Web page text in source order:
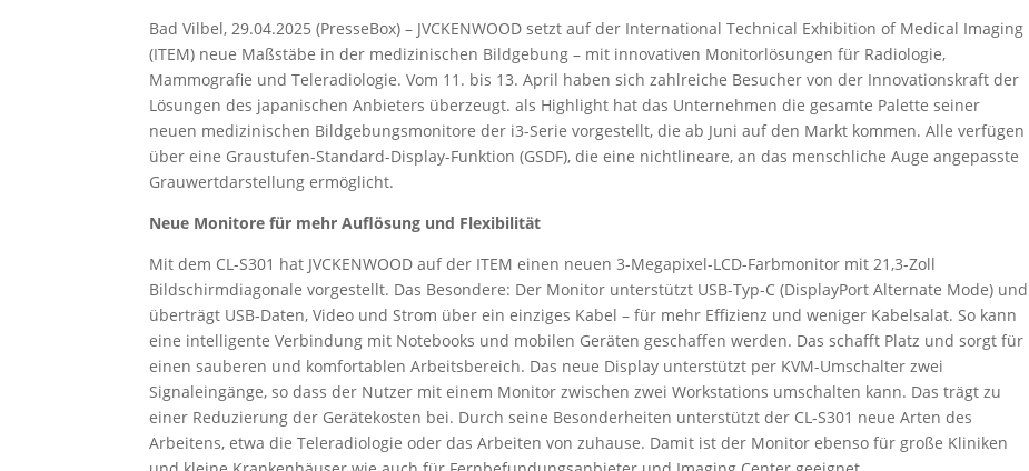
Bad Vilbel, 29.04.2025 (PresseBox) – JVCKENWOOD setzt auf der International Technical Exhibition of Medical Imaging
(ITEM) neue Maßstäbe in der medizinischen Bildgebung – mit innovativen Monitorlösungen für Radiologie,
Mammografie und Teleradiologie. Vom 11. bis 13. April haben sich zahlreiche Besucher von der Innovationskraft der
Lösungen des japanischen Anbieters überzeugt. als Highlight hat das Unternehmen die gesamte Palette seiner
neuen medizinischen Bildgebungsmonitore der i3-Serie vorgestellt, die ab Juni auf den Markt kommen. Alle verfügen
über eine Graustufen-Standard-Display-Funktion (GSDF), die eine nichtlineare, an das menschliche Auge angepasste
Grauwertdarstellung ermöglicht.
Neue Monitore für mehr Auflösung und Flexibilität
Mit dem CL-S301 hat JVCKENWOOD auf der ITEM einen neuen 3-Megapixel-LCD-Farbmonitor mit 21,3-Zoll
Bildschirmdiagonale vorgestellt. Das Besondere: Der Monitor unterstützt USB-Typ-C (DisplayPort Alternate Mode) und
überträgt USB-Daten, Video und Strom über ein einziges Kabel – für mehr Effizienz und weniger Kabelsalat. So kann
eine intelligente Verbindung mit Notebooks und mobilen Geräten geschaffen werden. Das schafft Platz und sorgt für
einen sauberen und komfortablen Arbeitsbereich. Das neue Display unterstützt per KVM-Umschalter zwei
Signaleingänge, so dass der Nutzer mit einem Monitor zwischen zwei Workstations umschalten kann. Das trägt zu
einer Reduzierung der Gerätekosten bei. Durch seine Besonderheiten unterstützt der CL-S301 neue Arten des
Arbeitens, etwa die Teleradiologie oder das Arbeiten von zuhause. Damit ist der Monitor ebenso für große Kliniken